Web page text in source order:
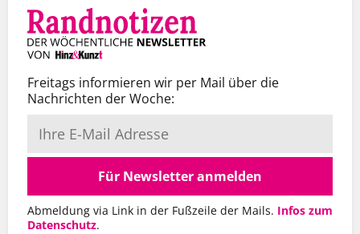
Freitags informieren wir per Mail über die
Nachrichten der Woche:
Für Newsletter anmelden
Abmeldung via Link in der Fußzeile der Mails. Infos zum
Datenschutz.